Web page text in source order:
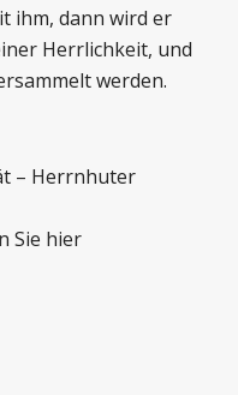
ihm, dann wird er
Herrlichkeit, und
werden.
– Herrnhuter
Sie hier